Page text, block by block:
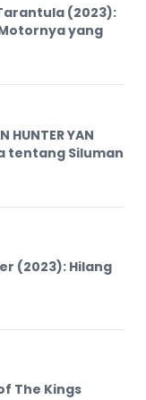
(2023):
yang
HUNTER YAN
tentang Siluman
(2023): Hilang
The Kings